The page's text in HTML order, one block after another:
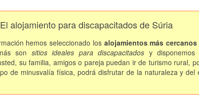
El alojamiento para discapacitados de Súria
hemos seleccionado los alojamientos más
son sitios ideales para discapacitados y
su familia, amigos o pareja puedan ir de turismo rural,
de minusvalía física, podrá disfrutar de la naturaleza y del